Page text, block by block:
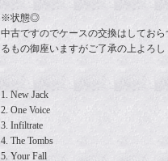
※状態◎
中古ですのでケースの交換はしてお
るもの御座いますがご了承の上よろし
1. New Jack
2. One Voice
3. Infiltrate
4. The Tombs
5. Your Fall